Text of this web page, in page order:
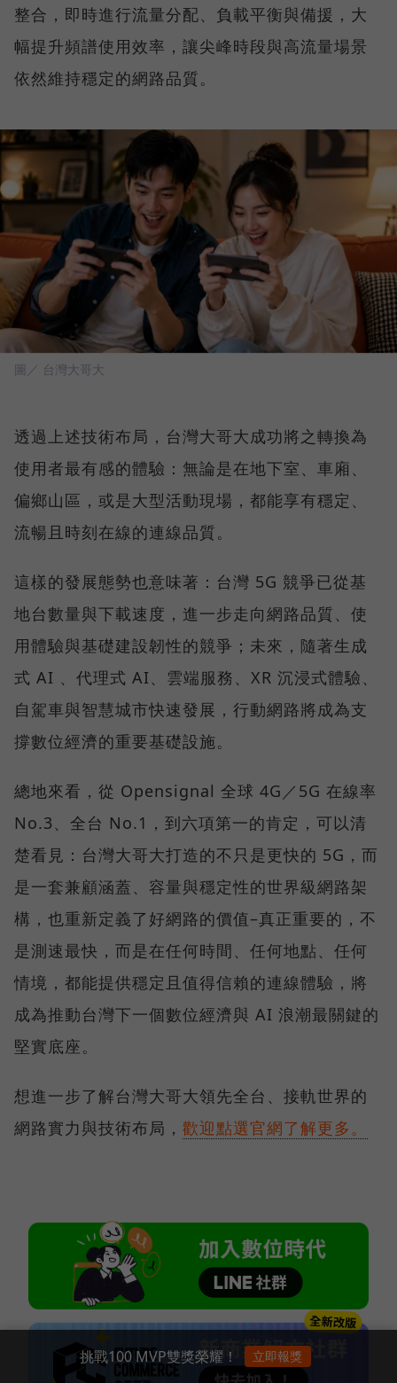
整合，即時進行流量分配、負載平衡與備援，大
幅提升頻譜使用效率，讓尖峰時段與高流量場景
依然維持穩定的網路品質。
圖／ 台灣大哥大
透過上述技術布局，台灣大哥大成功將之轉換為
使用者最有感的體驗：無論是在地下室、車廂、
偏鄉山區，或是大型活動現場，都能享有穩定、
流暢且時刻在線的連線品質。
這樣的發展態勢也意味著：台灣 5G 競爭已從基
地台數量與下載速度，進一步走向網路品質、使
用體驗與基礎建設韌性的競爭；未來，隨著生成
式 AI 、代理式 AI、雲端服務、XR 沉浸式體驗、
自駕車與智慧城市快速發展，行動網路將成為支
撐數位經濟的重要基礎設施。
總地來看，從 Opensignal 全球 4G／5G 在線率
No.3、全台 No.1，到六項第一的肯定，可以清
楚看見：台灣大哥大打造的不只是更快的 5G，而
是一套兼顧涵蓋、容量與穩定性的世界級網路架
構，也重新定義了好網路的價值–真正重要的，不
是測速最快，而是在任何時間、任何地點、任何
情境，都能提供穩定且值得信賴的連線體驗，將
成為推動台灣下一個數位經濟與 AI 浪潮最關鍵的
堅實底座。
想進一步了解台灣大哥大領先全台、接軌世界的
網路實力與技術布局， 歡迎點選官網了解更多。
挑戰100 MVP雙獎榮耀！ 立即報獎